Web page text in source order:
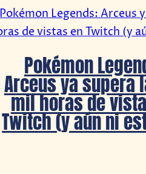
Pokémon
Arceus ya supera
mil horas de
Twitch (y aún ni